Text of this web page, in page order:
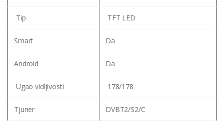
Tip TFT LED
Smart Da
Android Da
Ugao vidljivosti 178/178
Tjuner DVBT2/S2/C